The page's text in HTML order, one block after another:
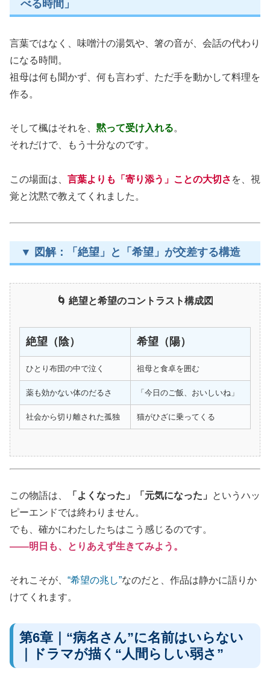
べる時間」
言葉ではなく、味噌汁の湯気や、箸の音が、会話の代わり
になる時間。
祖母は何も聞かず、何も言わず、ただ手を動かして料理を
作る。
そして楓はそれを、 黙って受け入れる。
それだけで、もう十分なのです。
この場面は、 言葉よりも「寄り添う」ことの大切さ を、視
覚と沈黙で教えてくれました。
▼ 図解：「絶望」と「希望」が交差する構造
🌀 絶望と希望のコントラスト構成図
絶望（陰） 希望（陽）
ひとり布団の中で泣く 祖母と食卓を囲む
薬も効かない体のだるさ 「今日のご飯、おいしいね」
社会から切り離された孤独 猫がひざに乗ってくる
この物語は、 「よくなった」「元気になった」
というハッ
ピーエンドでは終わりません。
でも、確かにわたしたちはこう感じるのです。
——明日も、とりあえず生きてみよう。
それこそが、 “希望の兆し”なのだと、作品は静かに語りか
けてくれます。
第6章｜“病名さん”に名前はいらない
｜ドラマが描く“人間らしい弱さ”